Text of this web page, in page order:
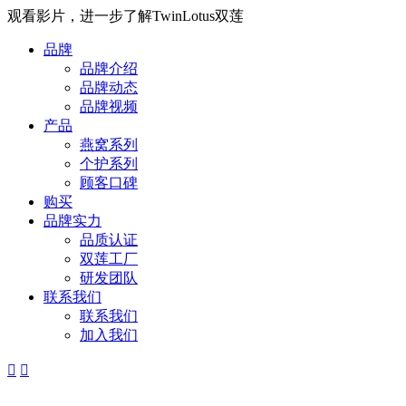
观看影片，进一步了解TwinLotus双莲
品牌
品牌介绍
品牌动态
品牌视频
产品
燕窝系列
个护系列
顾客口碑
购买
品牌实力
品质认证
双莲工厂
研发团队
联系我们
联系我们
加入我们
 